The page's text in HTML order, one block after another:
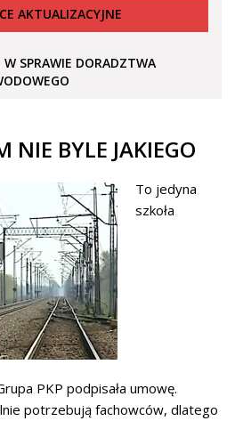
AKTUALIZACYJNE
SPRAWIE DORADZTWA
NIE BYLE JAKIEGO
To jedyna
szkoła
PKP podpisała umowę.
potrzebują fachowców, dlatego